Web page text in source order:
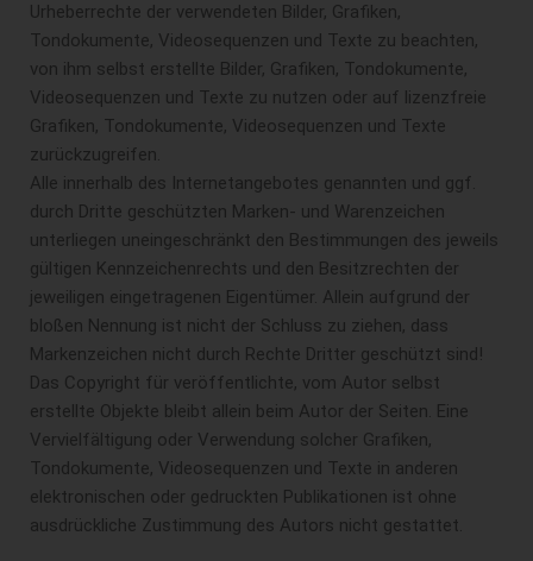
Urheberrechte der verwendeten Bilder, Grafiken,
Tondokumente, Videosequenzen und Texte zu beachten,
von ihm selbst erstellte Bilder, Grafiken, Tondokumente,
Videosequenzen und Texte zu nutzen oder auf lizenzfreie
Grafiken, Tondokumente, Videosequenzen und Texte
zurückzugreifen.
Alle innerhalb des Internetangebotes genannten und ggf.
durch Dritte geschützten Marken- und Warenzeichen
unterliegen uneingeschränkt den Bestimmungen des jeweils
gültigen Kennzeichenrechts und den Besitzrechten der
jeweiligen eingetragenen Eigentümer. Allein aufgrund der
bloßen Nennung ist nicht der Schluss zu ziehen, dass
Markenzeichen nicht durch Rechte Dritter geschützt sind!
Das Copyright für veröffentlichte, vom Autor selbst
erstellte Objekte bleibt allein beim Autor der Seiten. Eine
Vervielfältigung oder Verwendung solcher Grafiken,
Tondokumente, Videosequenzen und Texte in anderen
elektronischen oder gedruckten Publikationen ist ohne
ausdrückliche Zustimmung des Autors nicht gestattet.